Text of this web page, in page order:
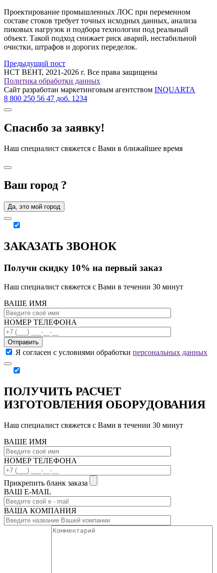
Проектирование промышленных ЛОС при переменном
составе стоков требует точных исходных данных, анализа
пиковых нагрузок и подбора технологии под реальный
объект. Такой подход снижает риск аварий, нестабильной
очистки, штрафов и дорогих переделок.
Предыдущий пост
НСТ ВЕНТ, 2021-2026 г. Все права защищены
Политика обработки данных
Сайт разработан маркетинговым агентством INQUARTA
8 800 250 56 47 доб. 1234
Спасибо за заявку!
Наш специалист свяжется с Вами в ближайшее время
Ваш город ?
Да, это мой город
ЗАКАЗАТЬ ЗВОНОК
Получи скидку 10% на первый заказ
Наш специалист свяжется с Вами в течении 30 минут
ВАШЕ ИМЯ
НОМЕР ТЕЛЕФОНА
Отправить
Я согласен с условиями обработки персональных данных
ПОЛУЧИТЬ РАСЧЕТ
ИЗГОТОВЛЕНИЯ ОБОРУДОВАНИЯ
Наш специалист свяжется с Вами в течении 30 минут
ВАШЕ ИМЯ
НОМЕР ТЕЛЕФОНА
Прикрепить бланк заказа
ВАШ Е-МAIL
ВАША КОМПАНИЯ